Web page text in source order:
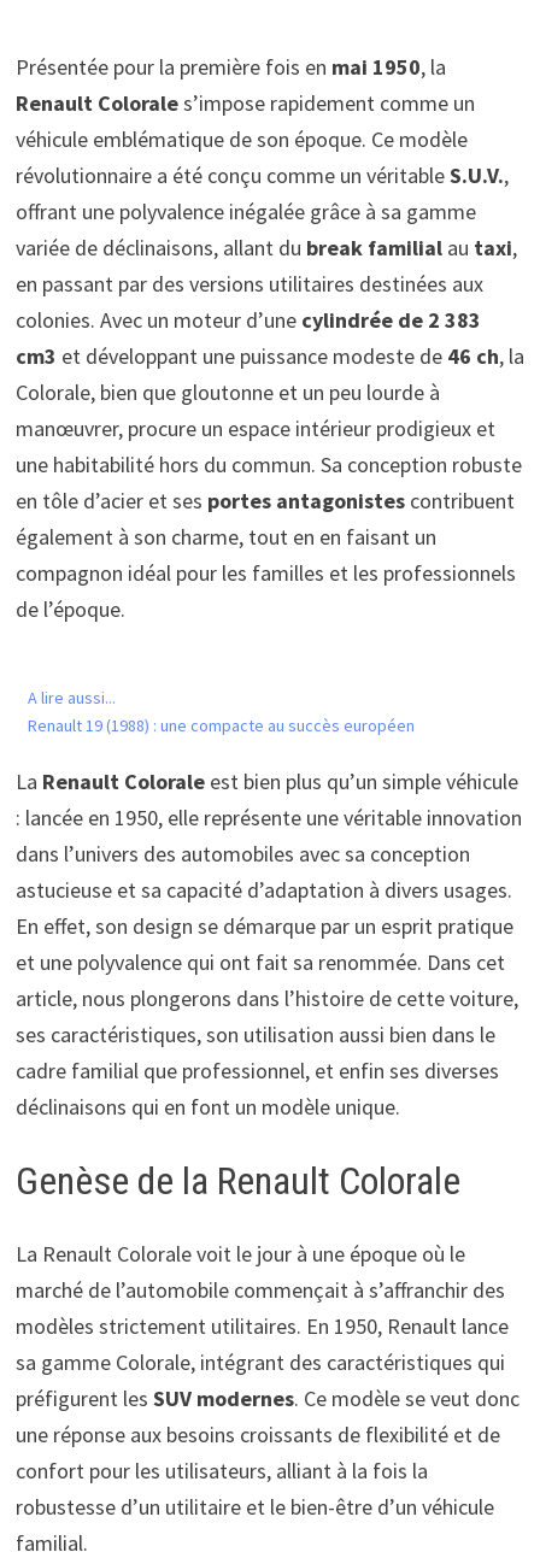
Présentée pour la première fois en mai 1950, la
Renault Colorales’impose rapidement comme un
véhicule emblématique de son époque. Ce modèle
révolutionnaire a été conçu comme un véritableS.U.V.,
offrant une polyvalence inégalée grâce à sa gamme
variée de déclinaisons, allant du break familialau taxi,
en passant par des versions utilitaires destinées aux
colonies. Avec un moteur d’une cylindrée de 2 383
cm3 et développant une puissance modeste de 46 ch, la
Colorale, bien que gloutonne et un peu lourde à
manœuvrer, procure un espace intérieur prodigieux et
une habitabilité hors du commun. Sa conception robuste
en tôle d’acier et ses portes antagonistescontribuent
également à son charme, tout en en faisant un
compagnon idéal pour les familles et les professionnels
de l’époque.
A lire aussi...
Renault 19 (1988) : une compacte au succès européen
La Renault Coloraleest bien plus qu’un simple véhicule
: lancée en 1950, elle représente une véritable innovation
dans l’univers des automobiles avec sa conception
astucieuse et sa capacité d’adaptation à divers usages.
En effet, son design se démarque par un esprit pratique
et une polyvalence qui ont fait sa renommée. Dans cet
article, nous plongerons dans l’histoire de cette voiture,
ses caractéristiques, son utilisation aussi bien dans le
cadre familial que professionnel, et enfin ses diverses
déclinaisons qui en font un modèle unique.
Genèse de la Renault Colorale
La Renault Colorale voit le jour à une époque où le
marché de l’automobile commençait à s’affranchir des
modèles strictement utilitaires. En 1950, Renault lance
sa gamme Colorale, intégrant des caractéristiques qui
préfigurent les SUV modernes. Ce modèle se veut donc
une réponse aux besoins croissants de flexibilité et de
confort pour les utilisateurs, alliant à la fois la
robustesse d’un utilitaire et le bien-être d’un véhicule
familial.